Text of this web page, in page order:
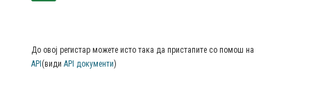
До овој регистар можете исто така да пристапите со помош на
API (види API документи)